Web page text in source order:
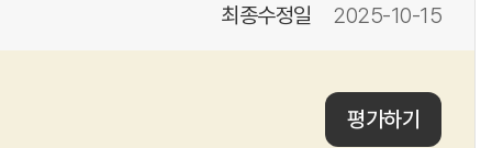
최종수정일 2025-10-15
평가하기